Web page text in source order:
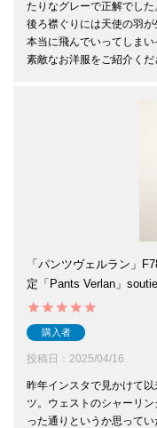
たりなグレーで正解でした
後ろ襟ぐりには天使の羽が
本当に飛んでいってしまい
素敵なお洋服をご紹介くだ
「パンツヴェルラン」
定「Pants Verlan」
購入者
投稿日 2025/04/16
昨年インスタで見かけて
ツ。ウェストのシャーリ
った通りというか思ってい